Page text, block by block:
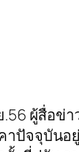
.56 ผู้สื่อข่
ปัจจุบัน